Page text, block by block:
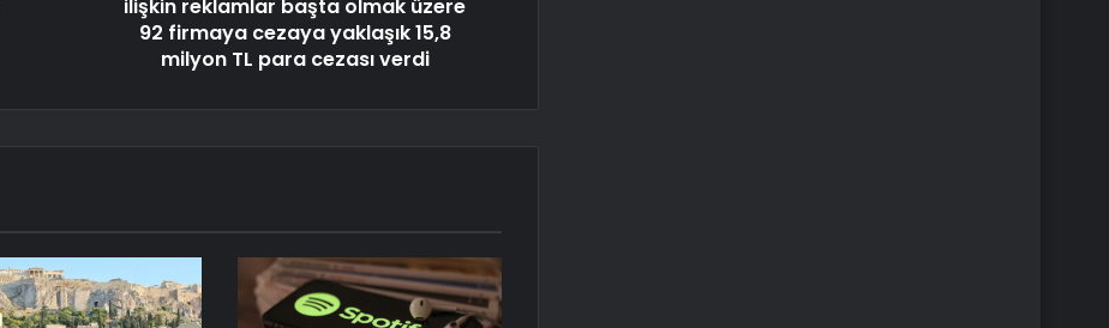
ilişkin reklamlar başta olmak üzere
92 firmaya cezaya yaklaşık 15,8
milyon TL para cezası verdi